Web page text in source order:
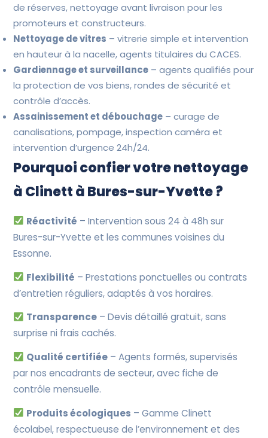
de réserves, nettoyage avant livraison pour les
promoteurs et constructeurs.
Nettoyage de vitres – vitrerie simple et intervention
en hauteur à la nacelle, agents titulaires du CACES.
Gardiennage et surveillance – agents qualifiés pour
la protection de vos biens, rondes de sécurité et
contrôle d’accès.
Assainissement et débouchage – curage de
canalisations, pompage, inspection caméra et
intervention d’urgence 24h/24.
Pourquoi confier votre nettoyage
à Clinett à Bures-sur-Yvette ?
Réactivité – Intervention sous 24 à 48h sur
Bures-sur-Yvette et les communes voisines du
Essonne.
Flexibilité – Prestations ponctuelles ou contrats
d’entretien réguliers, adaptés à vos horaires.
Transparence– Devis détaillé gratuit, sans
surprise ni frais cachés.
Qualité certifiée– Agents formés, supervisés
par nos encadrants de secteur, avec fiche de
contrôle mensuelle.
Produits écologiques – Gamme Clinett
écolabel, respectueuse de l’environnement et des